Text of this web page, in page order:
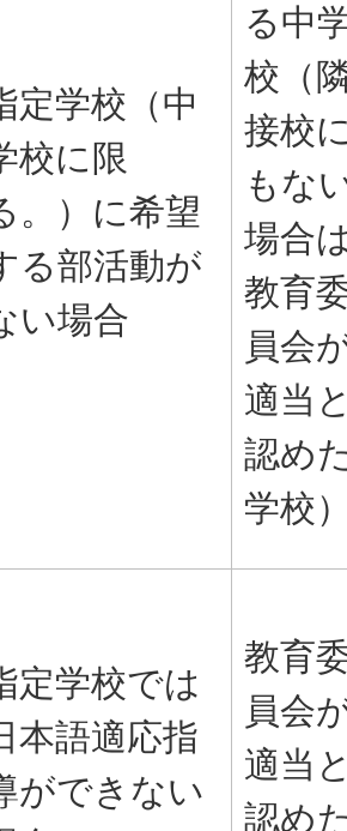
定学校（中
校に限
。）に希望
る部活動が
い場合
る中
校（
接校
もな
場合
教育
員会
適当
認め
学校
定学校では
本語適応指
ができない
教育
員会
適当
認め